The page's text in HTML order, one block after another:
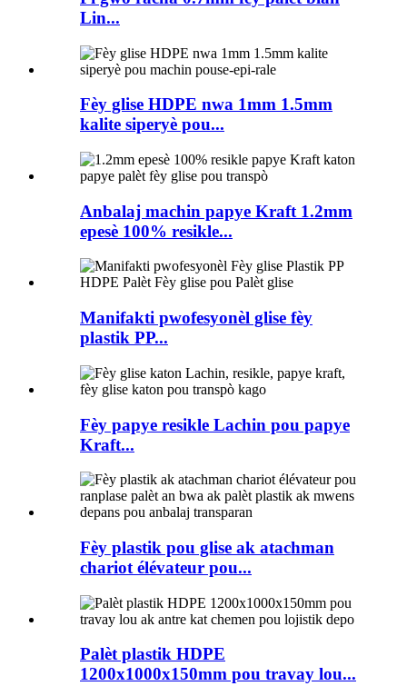
Lin...
Fèy glise HDPE nwa 1mm 1.5mm
kalite siperyè pou...
Anbalaj machin papye Kraft 1.2mm
epesè 100% resikle...
Manifakti pwofesyonèl glise fèy
plastik PP...
Fèy papye resikle Lachin pou papye
Kraft...
Fèy plastik pou glise ak atachman
chariot élévateur pou...
Palèt plastik HDPE
1200x1000x150mm pou travay lou...